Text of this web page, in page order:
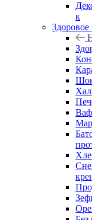
к
Здоровое